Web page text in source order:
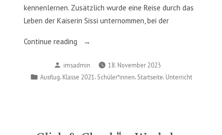
kennenlernen. Zusätzlich wurde eine Reise durch das
Leben der Kaiserin Sissi unternommen, bei der
Continue reading
„3ab
„Time
Travel
Posted
by
imsadmin
18. November 2023
Posted
Ausflug Klasse 2021 Schüler*innen Startseite Unterricht